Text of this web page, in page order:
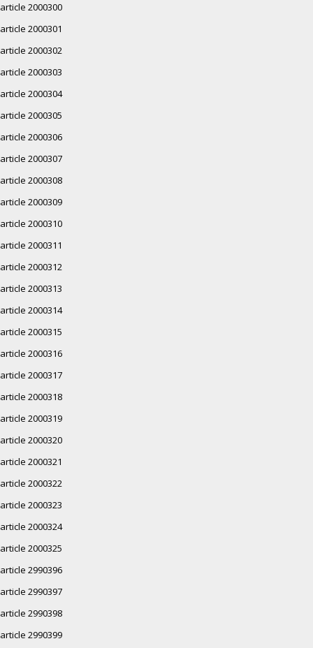
article 2000300
article 2000301
article 2000302
article 2000303
article 2000304
article 2000305
article 2000306
article 2000307
article 2000308
article 2000309
article 2000310
article 2000311
article 2000312
article 2000313
article 2000314
article 2000315
article 2000316
article 2000317
article 2000318
article 2000319
article 2000320
article 2000321
article 2000322
article 2000323
article 2000324
article 2000325
article 2990396
article 2990397
article 2990398
article 2990399